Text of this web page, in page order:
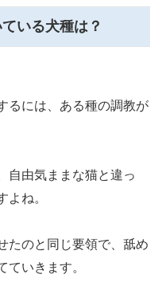
いる犬種は？
るには、ある種の調教が
自由気ままな猫と違っ
よね。
たのと同じ要領で、舐め
ていきます。